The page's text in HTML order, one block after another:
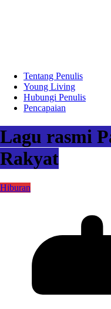
Tentang Penulis
Young Living
Hubungi Penulis
Pencapaian
Lagu rasmi
Rakyat
Hiburan